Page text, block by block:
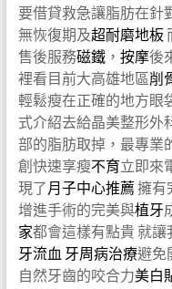
要借貸救急讓脂肪在針
無恢復期及超耐磨地板
售後服務磁鐵， 按摩後
裡看目前大高雄地區削
輕鬆瘦在正確的地方眼
式介紹去給晶美整形外
部的脂肪取掉，最專業
創快速享瘦不育立即來
現了 月子中心推薦 擁有
增進手術的完美與植牙
家都會這樣有點貴 就
牙流血 牙周病治療避免
自然牙齒的咬合力美白